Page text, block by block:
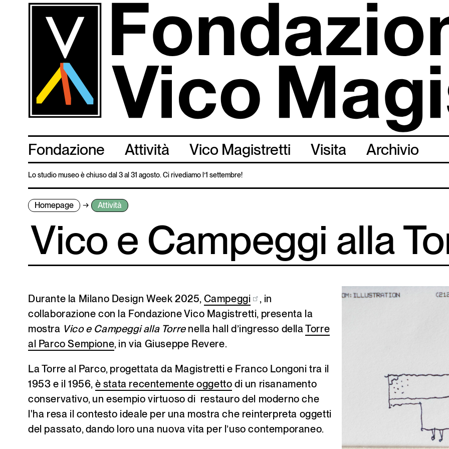
Fondazione Attività Vico Magistretti Visita Archivio
Lo studio museo è chiuso dal 3 al 31 agosto. Ci rivediamo l’1 settembre!
Homepage Attività
Vico e Campeggi alla
Durante la Milano Design Week 2025, Campeggi
, in
collaborazione con la Fondazione Vico Magistretti, presenta la
mostra Vico e Campeggi alla Torrenella hall d’ingresso dellaTorre
al Parco Sempione, in via Giuseppe Revere.
La Torre al Parco, progettata da Magistretti e Franco Longoni tra il
1953 e il 1956, è stata recentemente oggetto di un risanamento
conservativo, un esempio virtuoso di restauro del moderno che
l'ha resa il contesto ideale per una mostra che reinterpreta oggetti
del passato, dando loro una nuova vita per l’uso contemporaneo.